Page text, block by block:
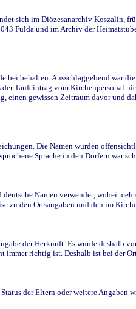
sich im Diözesanarchiv Koszalin,
Fulda und im Archiv der
behalten. Ausschlaggebend war
Taufeintrag vom Kirchenpersonal
gewissen Zeitraum davor und
Die Namen wurden
Sprache in den Dörfern war
Namen verwendet, wobei
zu den Ortsangaben und den im
der Herkunft. Es wurde deshalb
richtig ist. Deshalb ist bei der
der Eltern oder weitere Angaben